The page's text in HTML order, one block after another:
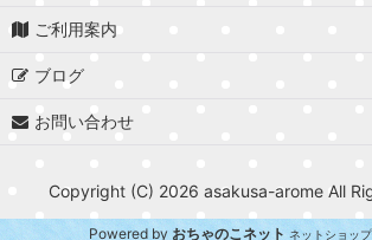
ご利用案内
ブログ
お問い合わせ
Copyright (C) 2026 asakusa-arome All
Powered by おちゃのこネット ネットショッ